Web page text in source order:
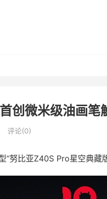
创微米级油画笔
评论(0)
努比亚Z40S Pro星空典藏版